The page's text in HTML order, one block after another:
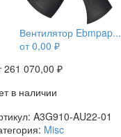
Вентилятор Ebmpap...
от0,00 ₽
261 070,00 ₽
в наличии
A3G910-AU22-01
Misc